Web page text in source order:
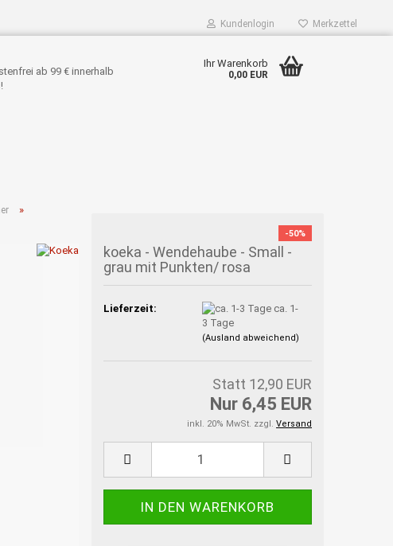
Kundenlogin Merkzettel
ab 99 € innerhalb
Ihr Warenkorb
0,00 EUR
»
-50%
koeka - Wendehaube - Small -
grau mit Punkten/ rosa
Lieferzeit:
ca. 1-
3 Tage
(Ausland abweichend)
Statt 12,90 EUR
Nur 6,45 EUR
inkl. 20% MwSt. zzgl. Versand